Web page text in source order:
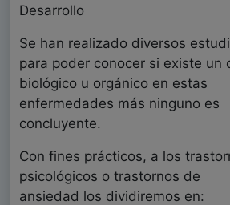
Desarrollo
Se han realizado diversos
para poder conocer si existe un
biológico u orgánico en estas
enfermedades más ninguno es
concluyente.
Con fines prácticos, a los
psicológicos o trastornos de
ansiedad los dividiremos en: